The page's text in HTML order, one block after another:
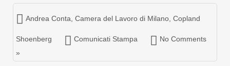
Andrea Conta Camera del Lavoro di Milano Copland
Shoenberg Comunicati Stampa
No Comments
»